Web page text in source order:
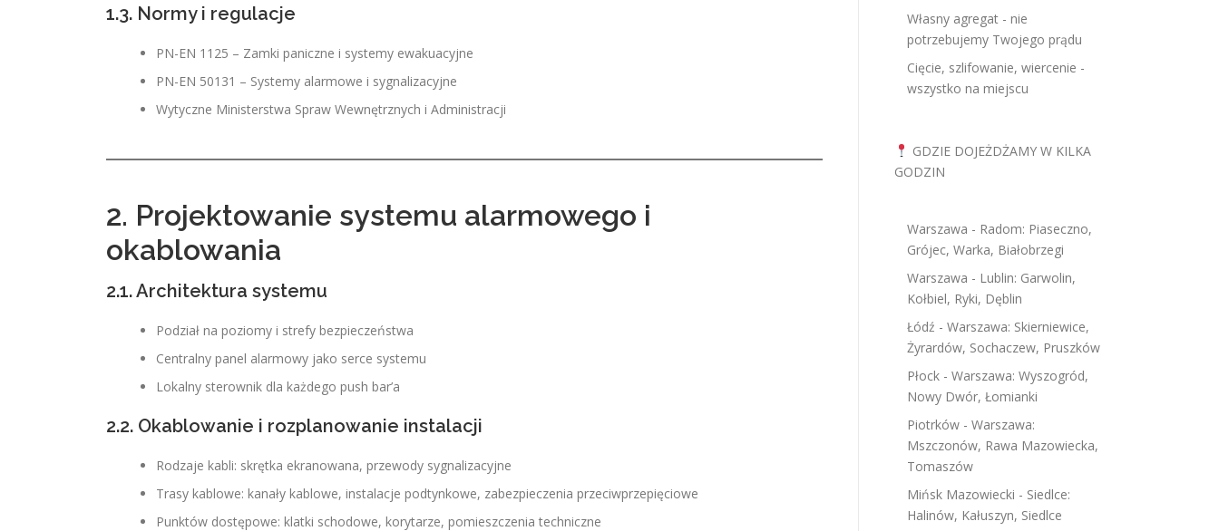
1.3. Normy i regulacje
PN-EN 1125 – Zamki paniczne i systemy ewakuacyjne
PN-EN 50131 – Systemy alarmowe i sygnalizacyjne
Wytyczne Ministerstwa Spraw Wewnętrznych i Administracji
2. Projektowanie systemu alarmowego i
okablowania
2.1. Architektura systemu
Podział na poziomy i strefy bezpieczeństwa
Centralny panel alarmowy jako serce systemu
Lokalny sterownik dla każdego push bar’a
2.2. Okablowanie i rozplanowanie instalacji
Rodzaje kabli: skrętka ekranowana, przewody sygnalizacyjne
Trasy kablowe: kanały kablowe, instalacje podtynkowe, zabezpieczenia przeciwprzepięciowe
Punktów dostępowe: klatki schodowe, korytarze, pomieszczenia techniczne
Własny agregat - nie
potrzebujemy Twojego prądu
Cięcie, szlifowanie, wiercenie -
wszystko na miejscu
GDZIE DOJEŻDŻAMY W KILKA
GODZIN
Warszawa - Radom: Piaseczno,
Grójec, Warka, Białobrzegi
Warszawa - Lublin: Garwolin,
Kołbiel, Ryki, Dęblin
Łódź - Warszawa: Skierniewice,
Żyrardów, Sochaczew, Pruszków
Płock - Warszawa: Wyszogród,
Nowy Dwór, Łomianki
Piotrków - Warszawa:
Mszczonów, Rawa Mazowiecka,
Tomaszów
Mińsk Mazowiecki - Siedlce:
Halinów, Kałuszyn, Siedlce